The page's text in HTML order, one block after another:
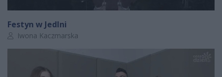
Festyn w Jedlni
Autor artykułu:
Iwona Kaczmarska